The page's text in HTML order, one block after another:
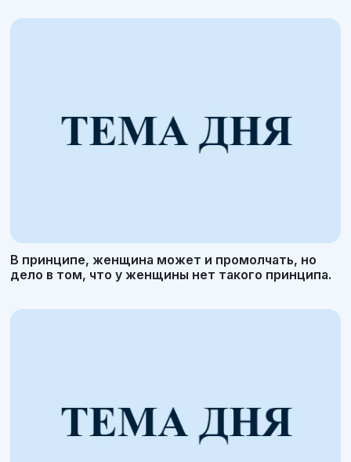
В принципе, женщина может и промолчать, но
дело в том, что у женщины нет такого принципа.